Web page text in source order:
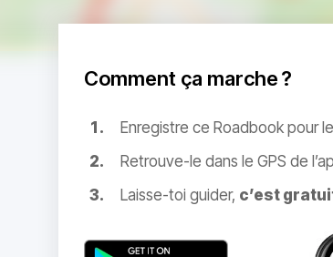
Comment ça marche ?
Enregistre ce Roadbook pour
Retrouve-le dans le GPS de
Laisse-toi guider, c’est